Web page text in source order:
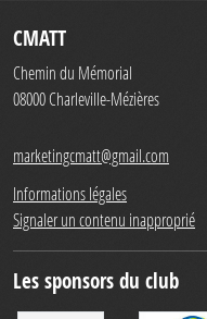
CMATT
Chemin du Mémorial
08000Charleville-Mézières
marketingcmatt@gmail.com
Informations légales
Signaler un contenu inapproprié
Les sponsors du club